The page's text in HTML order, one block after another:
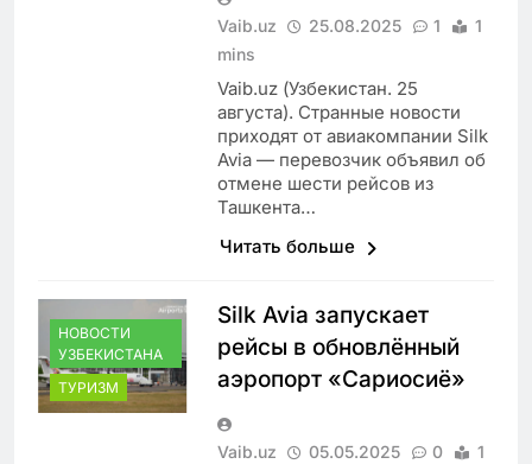
Vaib.uz 25.08.2025 1
1
mins
Vaib.uz (Узбекистан. 25
августа). Странные новости
приходят от авиакомпании Silk
Avia — перевозчик объявил об
отмене шести рейсов из
Ташкента…
Читать больше
НОВОСТИ
УЗБЕКИСТАНА
ТУРИЗМ
Silk Avia запускает
рейсы в обновлённый
аэропорт «Сариосиё»
Vaib.uz 05.05.2025 0
1